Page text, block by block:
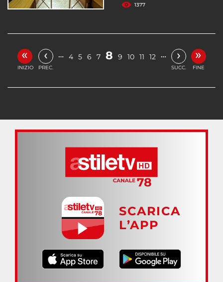
1377
«
INIZIO
‹
PREC.
… 4 5 6 7 8 9 10 11 12 … ›
SUCC.
»
FINE
SCARICA
L’APP